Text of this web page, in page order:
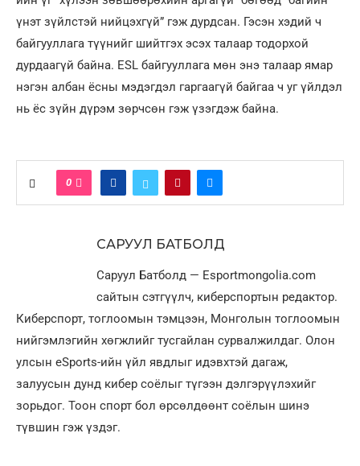
үнэт зүйлстэй нийцэхгүй” гэж дурдсан. Гэсэн хэдий ч
байгууллага түүнийг шийтгэх эсэх талаар тодорхой
дурдаагүй байна. ESL байгууллага мөн энэ талаар ямар
нэгэн албан ёсны мэдэгдэл гаргаагүй байгаа ч уг үйлдэл
нь ёс зүйн дүрэм зөрчсөн гэж үзэгдэж байна.
0
САРУУЛ БАТБОЛД
Саруул Батболд — Esportmongolia.com
сайтын сэтгүүлч, киберспортын редактор.
Киберспорт, тоглоомын тэмцээн, Монголын тоглоомын
нийгэмлэгийн хөгжлийг тусгайлан сурвалжилдаг. Олон
улсын eSports-ийн үйл явдлыг идэвхтэй дагаж,
залуусын дунд кибер соёлыг түгээн дэлгэрүүлэхийг
зорьдог. Тоон спорт бол өрсөлдөөнт соёлын шинэ
түвшин гэж үздэг.